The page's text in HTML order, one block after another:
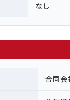
なし
合同